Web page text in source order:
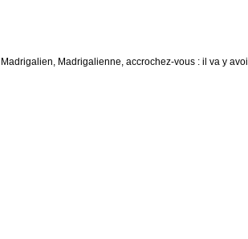
Madrigalien, Madrigalienne, accrochez-vous : il va y